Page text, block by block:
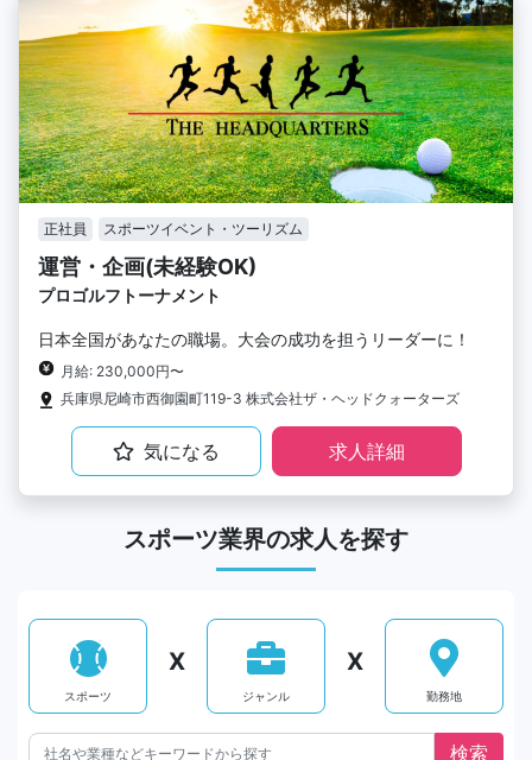
正社員 スポーツイベント・ツーリズム
運営・企画(未経験OK)
プロゴルフトーナメント
日本全国があなたの職場。大会の成功を担うリーダーに！
月給: 230,000円〜
兵庫県尼崎市西御園町119-3 株式会社ザ・ヘッドクォーターズ
気になる 求人詳細
スポーツ業界の求人を探す
スポーツ
X
ジャンル
X
勤務地